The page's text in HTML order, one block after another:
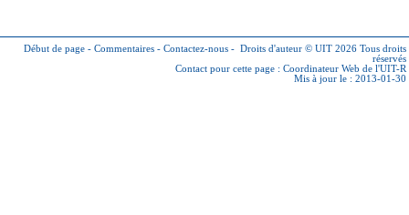
Début de page - Commentaires - Contactez-nous - Droits d'auteur © UIT 2026 Tous droits
réservés
Contact pour cette page : Coordinateur Web de l'UIT-R
Mis à jour le : 2013-01-30